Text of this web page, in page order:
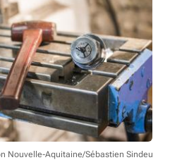
Nouvelle-Aquitaine/Sébastien Sindeu